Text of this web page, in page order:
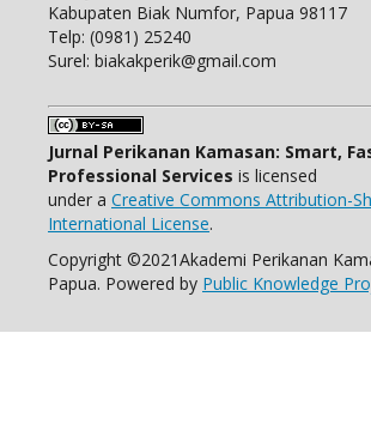
Kabupaten Biak Numfor, Papua 98117
Telp: (0981) 25240
Surel: biakakperik@gmail.com
Jurnal Perikanan Kamasan: Smart,
Professional Services is licensed
under a Creative Commons Attribution-
International License.
Copyright ©2021Akademi Perikanan
Papua. Powered by Public Knowledge